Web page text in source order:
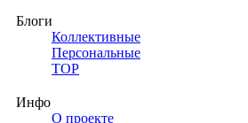
Блоги
Коллективные
Персональные
TOP
Инфо
О проекте